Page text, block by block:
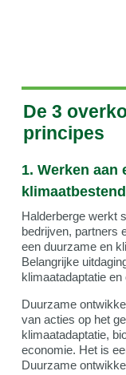
De 3
principes
1. Werken aan
Halderberge werkt
bedrijven, partners
een duurzame en
Belangrijke
klimaatadaptatie en
Duurzame
van acties op het
klimaatadaptatie,
economie. Het is
Duurzame